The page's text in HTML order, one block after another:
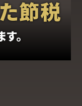
節税
。